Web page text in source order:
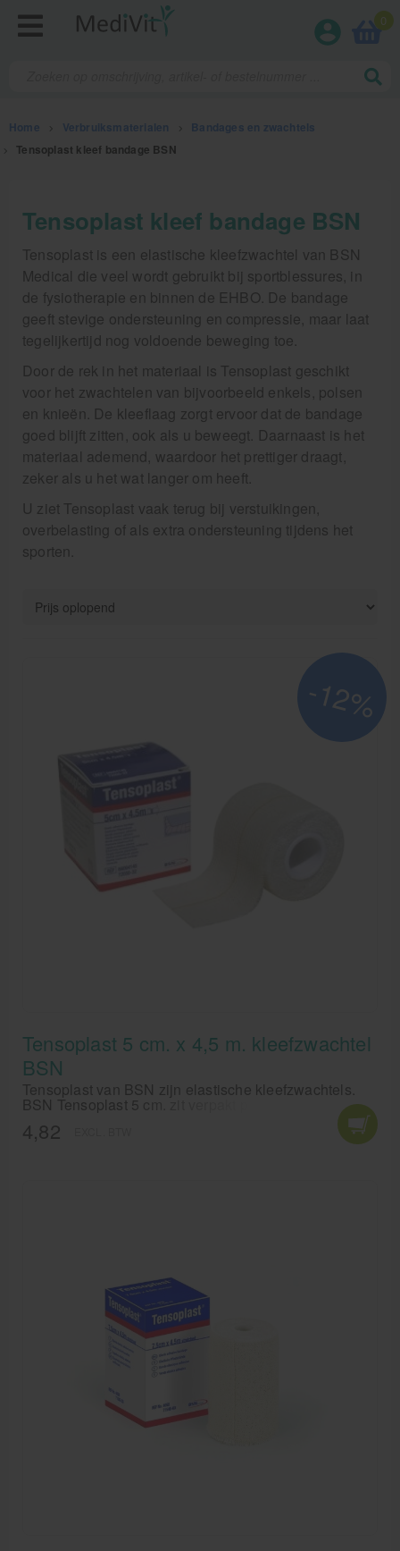
0
Home Verbruiksmaterialen Bandages en zwachtels
Tensoplast kleef bandage BSN
Fysiotherapieproducten
Verbruiksmaterialen
Kinesiotape
Sporttape
Bandages en zwachtels
Farmaceutische artikelen
Verzorgingskoffers | Bidonkratten
Voedingssupplementen
Huidverzorging
Massage
Massagetafels
Aanbiedingen groothandel fysiotherapie en massage
Tensoplast kleef bandage BSN
Tensoplast is een elastische kleefzwachtel van BSN
Medical die veel wordt gebruikt bij sportblessures, in
de fysiotherapie en binnen de EHBO. De bandage
geeft stevige ondersteuning en compressie, maar laat
tegelijkertijd nog voldoende beweging toe.
Door de rek in het materiaal is Tensoplast geschikt
voor het zwachtelen van bijvoorbeeld enkels, polsen
en knieën. De kleeflaag zorgt ervoor dat de bandage
goed blijft zitten, ook als u beweegt. Daarnaast is het
materiaal ademend, waardoor het prettiger draagt,
zeker als u het wat langer om heeft.
U ziet Tensoplast vaak terug bij verstuikingen,
overbelasting of als extra ondersteuning tijdens het
sporten.
-12%
Tensoplast 5 cm. x 4,5 m. kleefzwachtel
BSN
Tensoplast van BSN zijn elastische kleefzwachtels.
BSN Tensoplast 5 cm. zit verpakt per stuk in een
doosje of per 12 doosjes in een krimp. BSN
Tensoplast 5 cm. wordt gebruikt voor kleinere enkels te
4,82